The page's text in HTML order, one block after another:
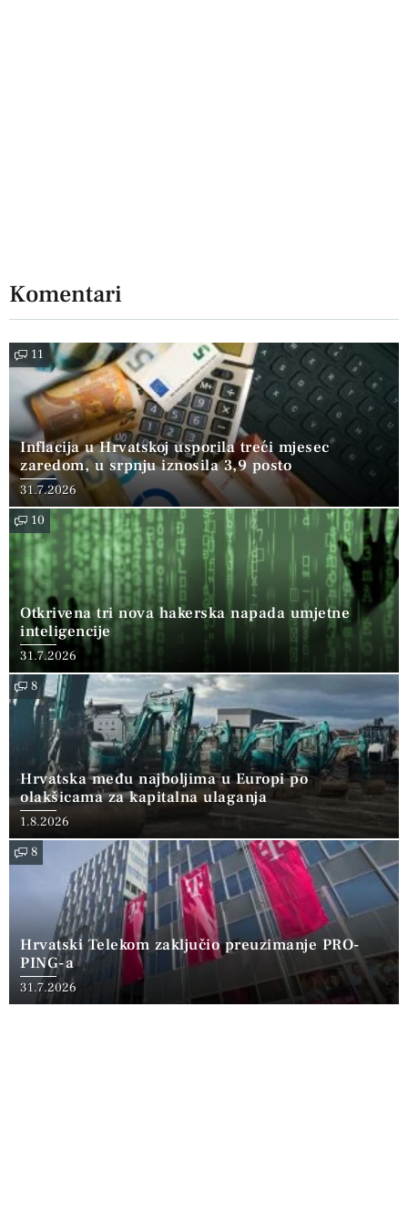
Komentari
11
Inflacija u Hrvatskoj usporila treći mjesec
zaredom, u srpnju iznosila 3,9 posto
31.7.2026
10
Otkrivena tri nova hakerska napada umjetne
inteligencije
31.7.2026
8
Hrvatska među najboljima u Europi po
olakšicama za kapitalna ulaganja
1.8.2026
8
Hrvatski Telekom zaključio preuzimanje PRO-
PING-a
31.7.2026